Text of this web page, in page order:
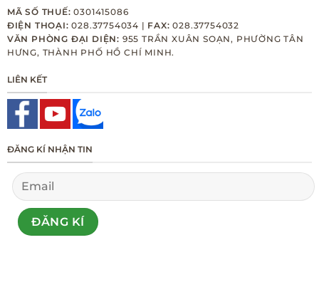
MÃ SỐ THUẾ: 0301415086
ĐIỆN THOẠI: 028.37754034 | FAX: 028.37754032
VĂN PHÒNG ĐẠI DIỆN: 955 TRẦN XUÂN SOẠN, PHƯỜNG TÂN
HƯNG, THÀNH PHỐ HỒ CHÍ MINH.
LIÊN KẾT
ĐĂNG KÍ NHẬN TIN